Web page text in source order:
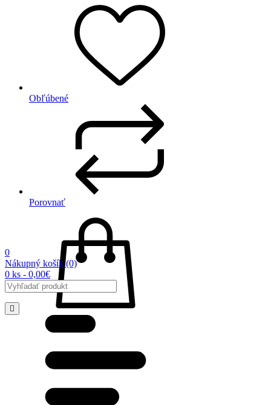
Obľúbené
Porovnať
0
Nákupný košík(0)
0 ks - 0,00€